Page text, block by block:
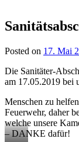
Posted on 17. Mai
Die Sanitäter-
am 17.05.2019 bei
Menschen zu
Feuerwehr, daher
welche unsere
– DANKE dafür!